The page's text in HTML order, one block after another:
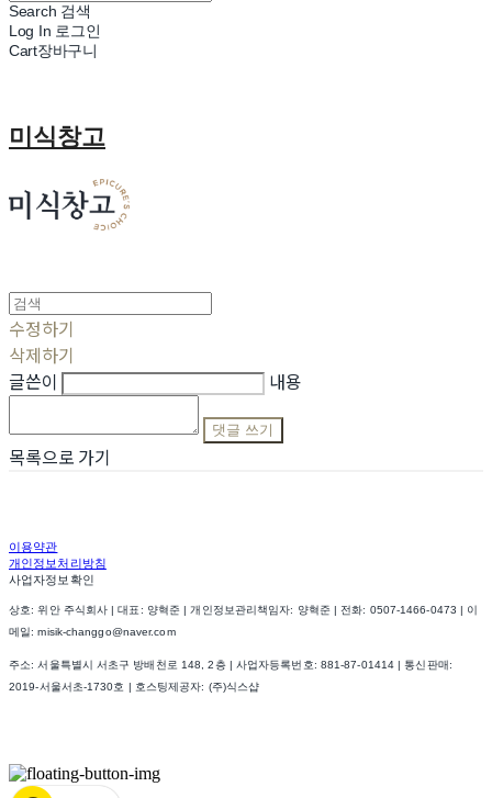
Search 검색
Log In 로그인
Cart장바구니
미식창고
수정하기
삭제하기
글쓴이
내용
댓글 쓰기
목록으로 가기
이용약관
개인정보처리방침
사업자정보확인
상호: 위안 주식회사 | 대표: 양혁준 | 개인정보관리책임자: 양혁준 | 전화: 0507-1466-0473 | 이
메일: misik-changgo@naver.com
주소: 서울특별시 서초구 방배천로 148, 2층 | 사업자등록번호: 881-87-01414 | 통신판매:
2019-서울서초-1730호
| 호스팅제공자: (주)식스샵